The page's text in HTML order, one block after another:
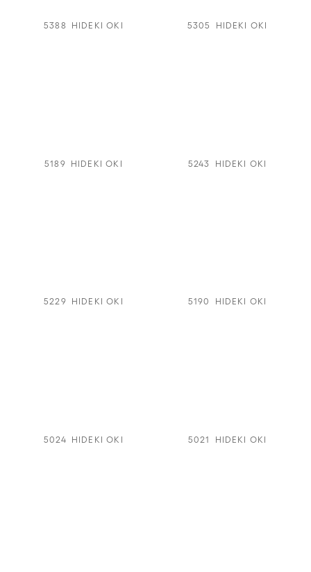
5388 HIDEKI OKI 5305 HIDEKI OKI
5189 HIDEKI OKI 5243 HIDEKI OKI
5229 HIDEKI OKI 5190 HIDEKI OKI
5024 HIDEKI OKI 5021 HIDEKI OKI